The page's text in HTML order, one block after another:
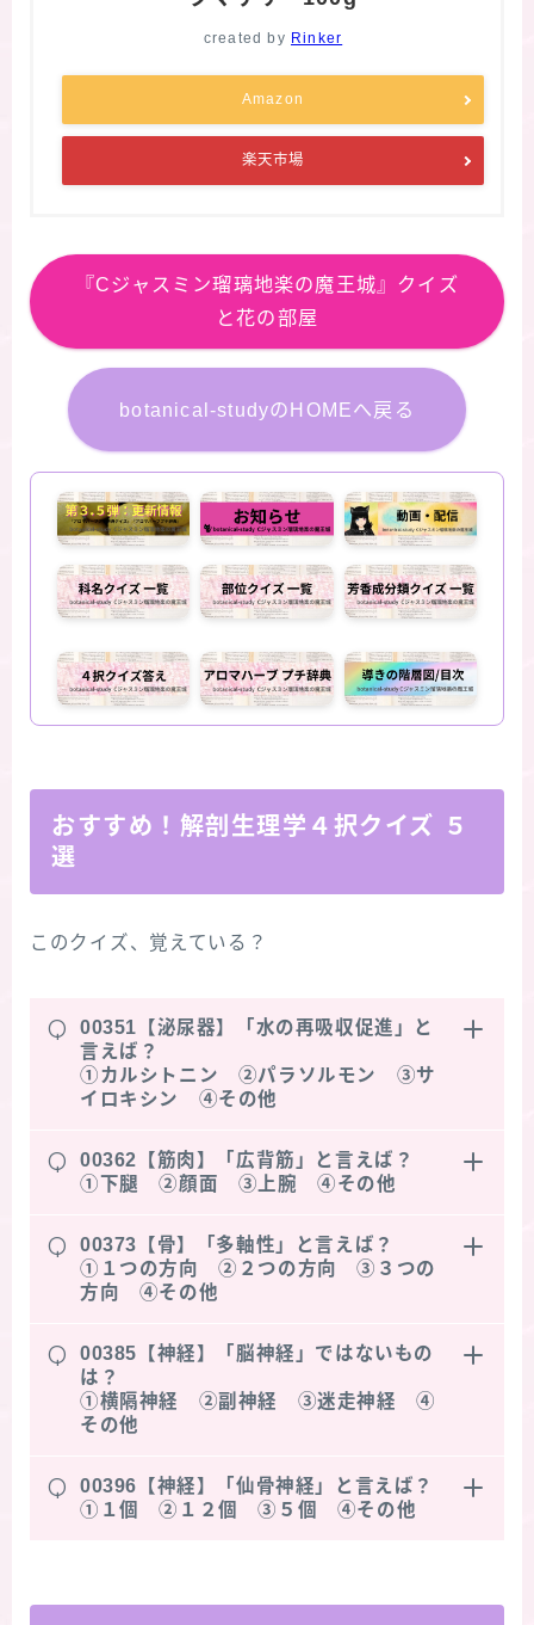
created by Rinker
Amazon
楽天市場
『Cジャスミン瑠璃地楽の魔王城』クイズ
と花の部屋
botanical-studyのHOMEへ戻る
おすすめ！解剖生理学４択クイズ ５
選
このクイズ、覚えている？
Q
00351【泌尿器】「水の再吸収促進」と
言えば？
①カルシトニン ②パラソルモン ③サ
イロキシン ④その他
Q
00362【筋肉】「広背筋」と言えば？
①下腿 ②顔面 ③上腕 ④その他
Q 00373【骨】「多軸性」と言えば ？
①１つの方向 ②２つの方向 ③３つの
方向 ④その他
Q
00385【神経】「脳神経」ではないもの
は？
①横隔神経 ②副神経 ③迷走神経 ④
その他
Q 00396【神経】「仙骨神経」と言えば ？
①１個 ②１２個 ③５個 ④その他